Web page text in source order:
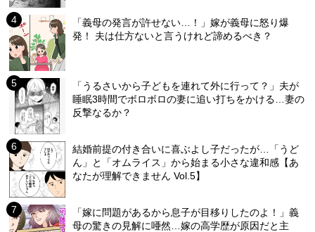
「義母の発言が許せない…！」嫁が義母に怒り爆
発！ 夫は仕方ないと言うけれど諦めるべき？
「うるさいから子どもを連れて外に行って？」夫が
睡眠3時間でボロボロの妻に追い打ちをかける…妻の
反撃なるか？
結婚前提の付き合いに喜ぶよし子だったが…「うど
ん」と「オムライス」から始まる小さな違和感【あ
なたが理解できません Vol.5】
「嫁に問題があるから息子が目移りしたのよ！」義
母の驚きの見解に唖然…嫁の高学歴が原因だと主